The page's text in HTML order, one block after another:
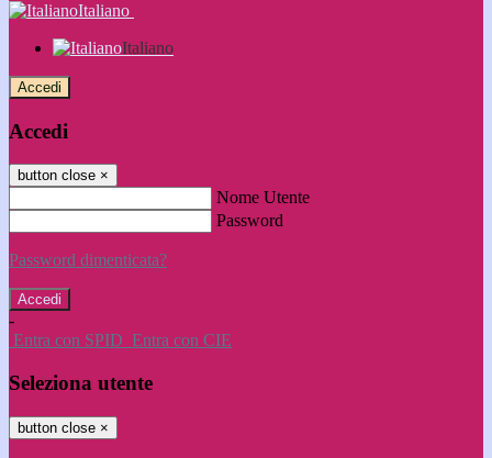
Italiano
Italiano
Accedi
Accedi
button close ×
Nome Utente
Password
Password dimenticata?
-
Entra con SPID Entra con CIE
Seleziona utente
button close ×